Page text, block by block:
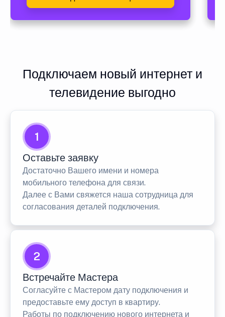
Подключаем новый интернет и
телевидение выгодно
1
Оставьте заявку
Достаточно Вашего имени и номера
мобильного телефона для связи.
Далее с Вами свяжется наша сотрудница для
согласования деталей подключения.
2
Встречайте Мастера
Согласуйте с Мастером дату подключения и
предоставьте ему доступ в квартиру.
Работы по подключению нового интернета и